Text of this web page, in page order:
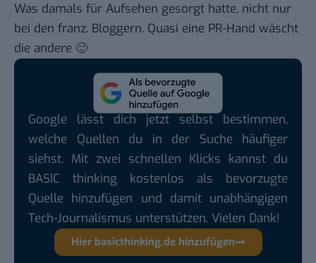
Was damals für Aufsehen gesorgt hatte, nicht nur
bei den franz. Bloggern. Quasi eine PR-Hand wäscht
die andere 🙂
Google lässt dich jetzt selbst bestimmen,
welche Quellen du in der Suche häufiger
siehst. Mit zwei schnellen Klicks kannst du
BASIC thinking kostenlos als bevorzugte
Quelle hinzufügen und damit unabhängigen
Tech-Journalismus unterstützen. Vielen Dank!
Hier basicthinking.de hinzufügen